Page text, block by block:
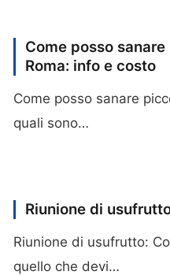
Come posso
Roma: info e costo
Come posso sanare
quali sono…
Riunione di
Riunione di usufrutto:
quello che devi…